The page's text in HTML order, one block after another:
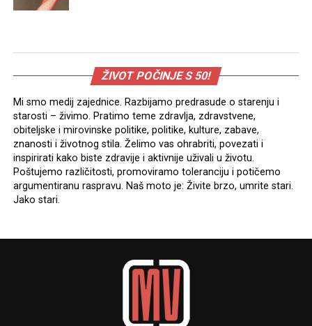
ŽIVOT POČINJE S 50!
Mi smo medij zajednice. Razbijamo predrasude o starenju i
starosti – živimo. Pratimo teme zdravlja, zdravstvene,
obiteljske i mirovinske politike, politike, kulture, zabave,
znanosti i životnog stila. Želimo vas ohrabriti, povezati i
inspirirati kako biste zdravije i aktivnije uživali u životu.
Poštujemo različitosti, promoviramo toleranciju i potičemo
argumentiranu raspravu. Naš moto je: Živite brzo, umrite stari.
Jako stari.